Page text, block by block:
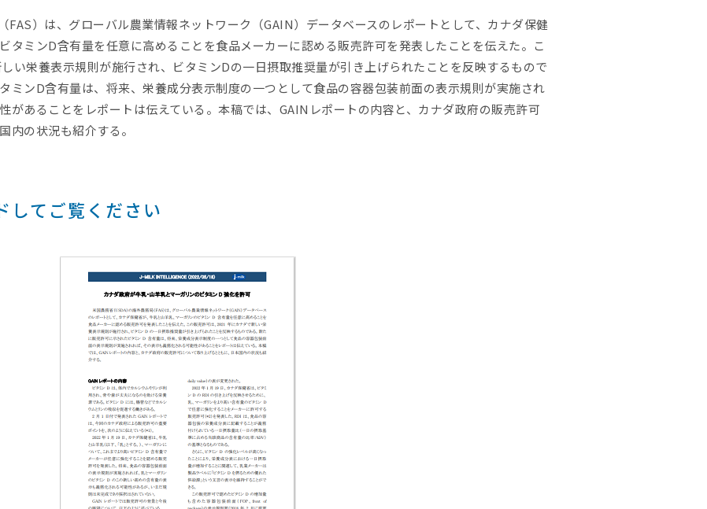
FAS）は、グローバル農業情報ネットワーク（GAIN）データベースのレポートとして、カナダ保健
タミンD含有量を任意に高めることを食品メーカーに認める販売許可を発表したことを伝えた。こ
い栄養表示規則が施行され、ビタミンDの一日摂取推奨量が引き上げられたことを反映するもので
ミンD含有量は、将来、栄養成分表示制度の一つとして食品の容器包装前面の表示規則が実施され
があることをレポートは伝えている。本稿では、GAINレポートの内容と、カナダ政府の販売許可
内の状況も紹介する。
してご覧ください